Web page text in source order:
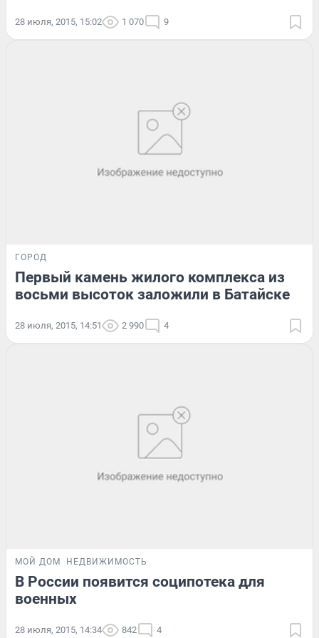
28 июля, 2015, 15:02 1 070 9
ГОРОД
Первый камень жилого комплекса из
восьми высоток заложили в Батайске
28 июля, 2015, 14:51 2 990 4
МОЙ ДОМ НЕДВИЖИМОСТЬ
В России появится соципотека для
военных
28 июля, 2015, 14:34 842 4